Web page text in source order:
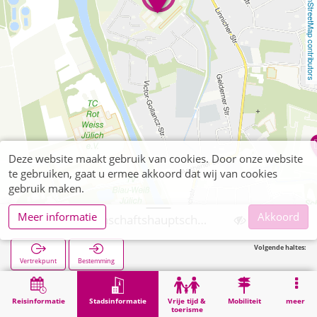
OpenStreetMap contributors
Reisinformatie Stadsinformatie
Vrije tijd &
toerisme
Mobiliteit meer
Vertrekpunt Bestemming
Volgende haltes:
Stadsinformatie Opleiding Jülich, Gemeinschaftshauptschule Ruraue
Deze website maakt gebruik van cookies. Door onze website
te gebruiken, gaat u ermee akkoord dat wij van cookies
gebruik maken.
Meer informatie
Akkoord